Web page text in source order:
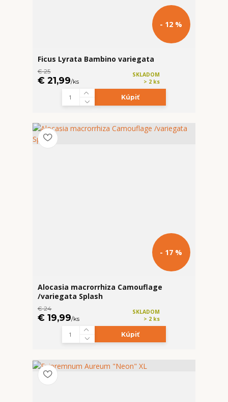
- 12 %
Ficus Lyrata Bambino variegata
€ 25
€ 21,99/ks
SKLADOM
> 2 ks
Kúpiť
- 17 %
Alocasia macrorrhiza Camouflage
/variegata Splash
€ 24
€ 19,99/ks
SKLADOM
> 2 ks
Kúpiť